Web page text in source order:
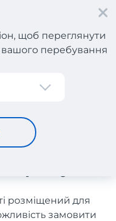
щоб переглянути
вашого перебування
товари з Італії з
та
з Італії з
розміщений для
замовити